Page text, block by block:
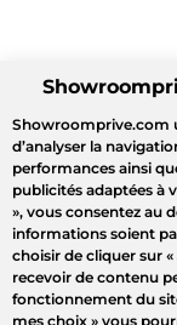
Showroomprive.com
d’analyser la
performances ainsi
publicités adaptées à
», vous consentez au
informations soient
choisir de cliquer sur «
recevoir de contenu
fonctionnement du
mes choix » vous